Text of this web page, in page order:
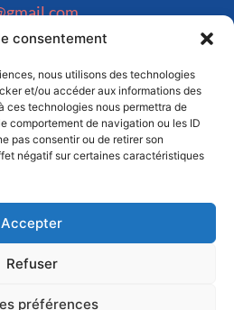
consentement
nous utilisons des technologies
et/ou accéder aux informations des
ces technologies nous permettra de
comportement de navigation ou les ID
pas consentir ou de retirer son
négatif sur certaines caractéristiques
Accepter
Refuser
préférences
un avis !
CÈZE | REMOULINS | ARLES |
Politique de confidentialité